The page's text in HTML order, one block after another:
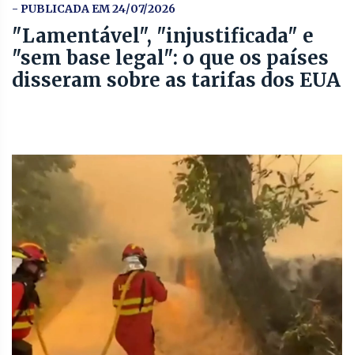
- PUBLICADA EM 24/07/2026
"Lamentável", "injustificada" e
"sem base legal": o que os países
disseram sobre as tarifas dos EUA